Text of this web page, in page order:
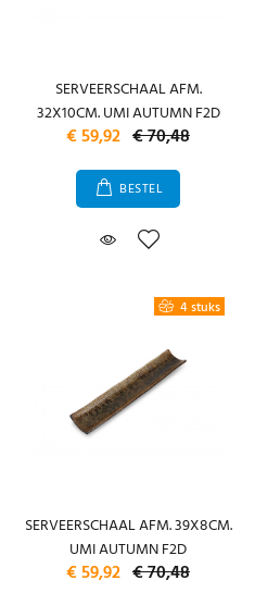
SERVEERSCHAAL AFM.
32X10CM. UMI AUTUMN F2D
€ 59,92 € 70,48
BESTEL
4 stuks
SERVEERSCHAAL AFM. 39X8CM.
UMI AUTUMN F2D
€ 59,92 € 70,48